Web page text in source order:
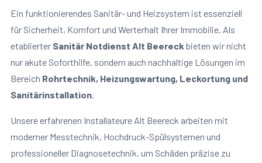
Ein funktionierendes Sanitär- und Heizsystem ist essenziell
für Sicherheit, Komfort und Werterhalt Ihrer Immobilie. Als
etablierter Sanitär Notdienst Alt Beereck bieten wir nicht
nur akute Soforthilfe, sondern auch nachhaltige Lösungen im
Bereich Rohrtechnik, Heizungswartung, Leckortung und
Sanitärinstallation.
Unsere erfahrenen Installateure Alt Beereck arbeiten mit
moderner Messtechnik, Hochdruck-Spülsystemen und
professioneller Diagnosetechnik, um Schäden präzise zu